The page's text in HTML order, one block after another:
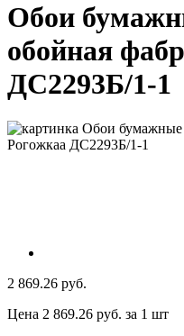
Обои
обойная
ДС2293Б/1-1
2 869.26 руб.
Цена 2 869.26 руб. за 1 шт